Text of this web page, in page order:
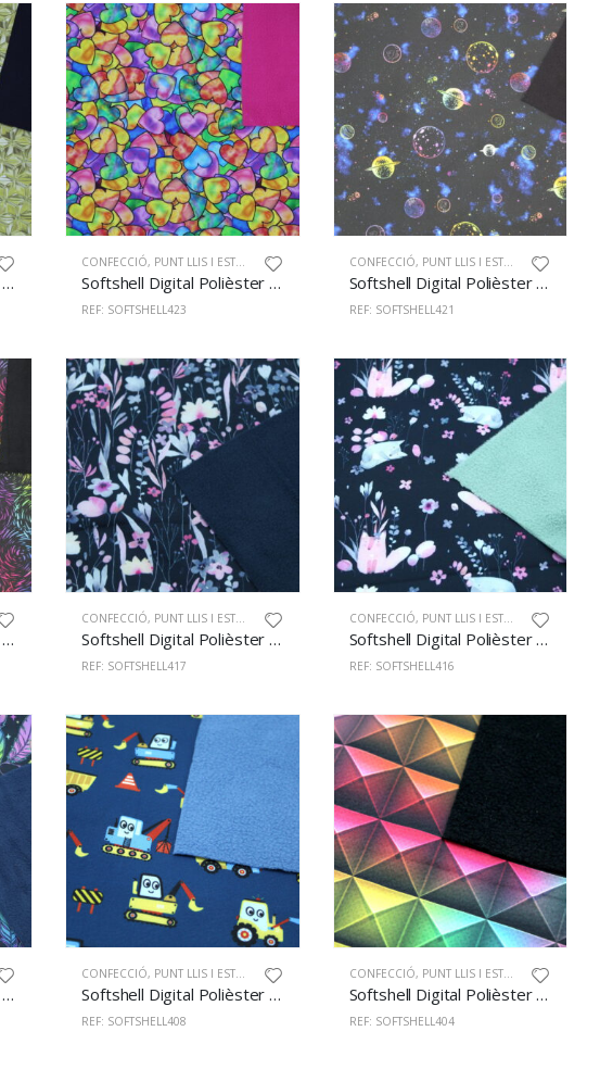
Softshell Digital Polièster 100% 145cm 424
CONFECCIÓ, PUNT LLIS I ESTAMPAT
Softshell Digital Polièster 100% 145cm 423
REF: SOFTSHELL423
CONFECCIÓ, PUNT LLIS I ESTAMPAT
Softshell Digital Polièster 100% 145cm 421
REF: SOFTSHELL421
Softshell Digital Polièster 100% 145cm 418
CONFECCIÓ, PUNT LLIS I ESTAMPAT
Softshell Digital Polièster 100% 145cm 417
REF: SOFTSHELL417
CONFECCIÓ, PUNT LLIS I ESTAMPAT
Softshell Digital Polièster 100% 145cm 416
REF: SOFTSHELL416
Softshell Digital Polièster 100% 145cm 414
CONFECCIÓ, PUNT LLIS I ESTAMPAT
Softshell Digital Polièster 100% 145cm 408
REF: SOFTSHELL408
CONFECCIÓ, PUNT LLIS I ESTAMPAT
Softshell Digital Polièster 100% 145cm 404
REF: SOFTSHELL404